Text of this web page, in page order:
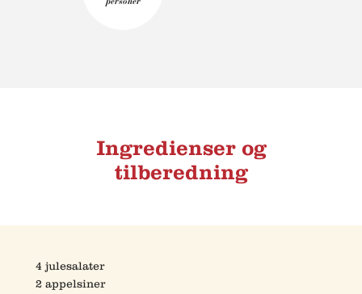
Ingredienser og
tilberedning
4 julesalater
2 appelsiner